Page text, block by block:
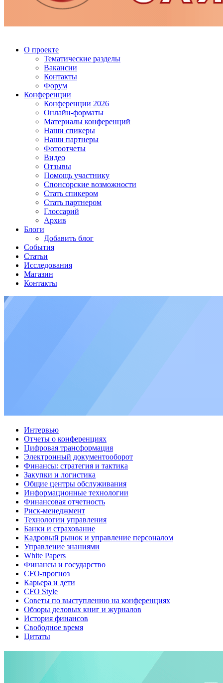
О проекте
Тематические разделы
Вакансии
Контакты
Форум
Конференции
Конференции 2026
Онлайн-форматы
Материалы конференций
Наши спикеры
Наши партнеры
Фотоотчеты
Видео
Отзывы
Помощь участнику
Спонсорские возможности
Стать спикером
Стать партнером
Глоссарий
Архив
Блоги
Добавить блог
События
Статьи
Исследования
Магазин
Контакты
Интервью
Отчеты о конференциях
Цифровая трансформация
Электронный документооборот
Финансы: стратегия и тактика
Закупки и логистика
Общие центры обслуживания
Информационные технологии
Финансовая отчетность
Риск-менеджмент
Технологии управления
Банки и страхование
Кадровый рынок и управление персоналом
Управление знаниями
White Papers
Финансы и государство
CFO-прогноз
Карьера и дети
CFO Style
Советы по выступлению на конференциях
Обзоры деловых книг и журналов
История финансов
Свободное время
Цитаты